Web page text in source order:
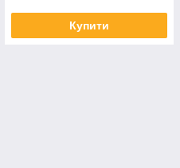
Купити